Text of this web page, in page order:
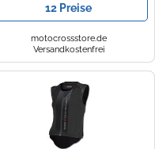
12 Preise
motocrossstore.de
Versandkostenfrei